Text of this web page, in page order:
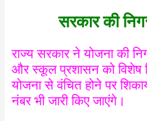
सरकार की
राज्य सरकार ने योजना की
और स्कूल प्रशासन को विशेष
योजना से वंचित होने पर
नंबर भी जारी किए जाएंगे।